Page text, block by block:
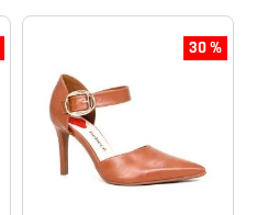
30 %